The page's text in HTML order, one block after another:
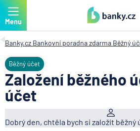
Menu
Banky.cz Bankovní poradna zdarma Běžný
Běžný účet
Založení běžného
účet
Dobrý den, chtěla bych si založit běžný